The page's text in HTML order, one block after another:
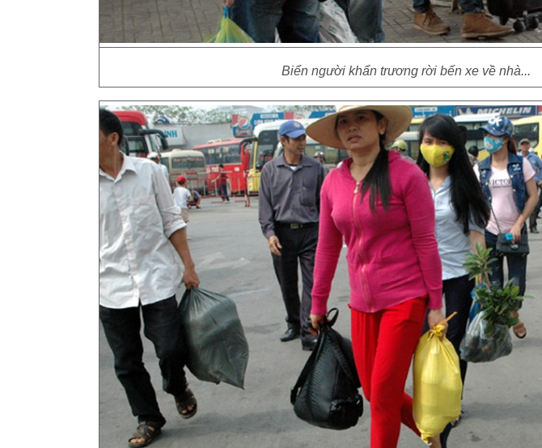
Biển người khẩn trương rời bến xe về nhà...